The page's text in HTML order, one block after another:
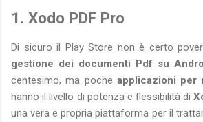
1. Xodo PDF Pro
Di sicuro il Play Store non è certo
gestione dei documenti Pdf su
centesimo, ma poche applicazioni per
hanno il livello di potenza e flessibilità di
una vera e propria piattaforma per il